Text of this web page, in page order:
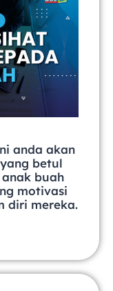
anda akan
betul
buah
motivasi
diri mereka.